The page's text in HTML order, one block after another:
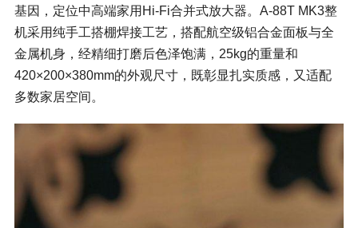
基因，定位中高端家用Hi-Fi合并式放大器。A-88T MK3整
机采用纯手工搭棚焊接工艺，搭配航空级铝合金面板与全
金属机身，经精细打磨后色泽饱满，25kg的重量和
420×200×380mm的外观尺寸，既彰显扎实质感，又适配
多数家居空间。